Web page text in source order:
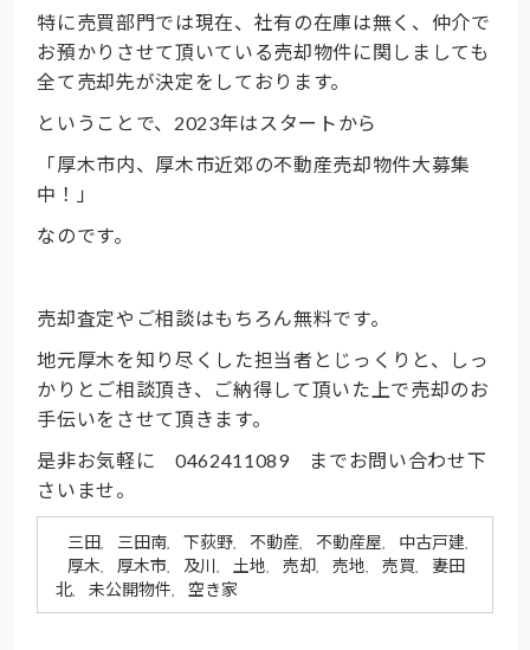
特に売買部門では現在、社有の在庫は無く、仲介で
お預かりさせて頂いている売却物件に関しましても
全て売却先が決定をしております。
ということで、2023年はスタートから
「厚木市内、厚木市近郊の不動産売却物件大募集
中！」
なのです。
売却査定やご相談はもちろん無料です。
地元厚木を知り尽くした担当者とじっくりと、しっ
かりとご相談頂き、ご納得して頂いた上で売却のお
手伝いをさせて頂きます。
是非お気軽に 0462411089 までお問い合わせ下
さいませ。
三田 三田南 下荻野 不動産 不動産屋 中古戸建
厚木 厚木市 及川 土地 売却 売地 売買
妻田
北
未公開物件 空き家